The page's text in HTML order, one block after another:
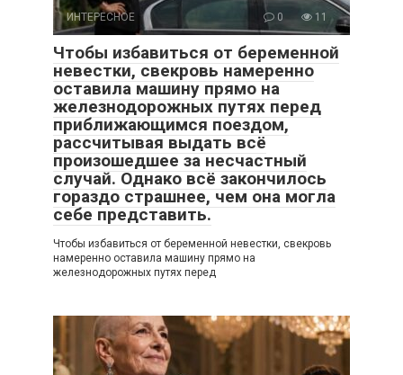
ИНТЕРЕСНОЕ 0 11
Чтобы избавиться от беременной
невестки, свекровь намеренно
оставила машину прямо на
железнодорожных путях перед
приближающимся поездом,
рассчитывая выдать всё
произошедшее за несчастный
случай. Однако всё закончилось
гораздо страшнее, чем она могла
себе представить.
Чтобы избавиться от беременной невестки, свекровь
намеренно оставила машину прямо на
железнодорожных путях перед